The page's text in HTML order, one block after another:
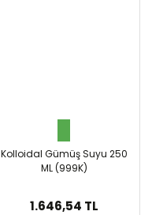
Kolloidal Gümüş Suyu 250
ML (999K)
1.646,54 TL